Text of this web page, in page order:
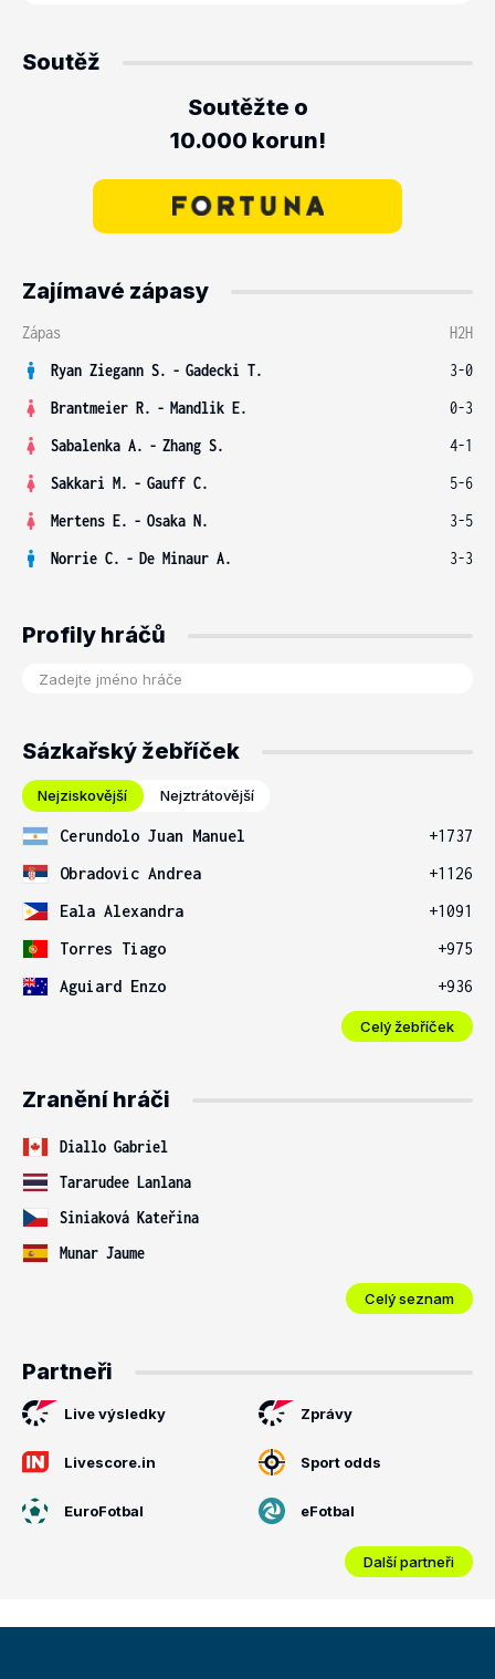
Soutěž
Soutěžte o
10.000 korun!
Zajímavé zápasy
Zápas
H2H
Ryan Ziegann S. - Gadecki T.
3-0
Brantmeier R. - Mandlik E.
0-3
Sabalenka A. - Zhang S.
4-1
Sakkari M. - Gauff C.
5-6
Mertens E. - Osaka N.
3-5
Norrie C. - De Minaur A. 3-3
Profily hráčů
Sázkařský žebříček
Nejziskovější Nejztrátovější
Cerundolo Juan Manuel
+1737
Obradovic Andrea
+1126
Eala Alexandra
+1091
Torres Tiago
+975
Aguiard Enzo
+936
Celý žebříček
Zranění hráči
Diallo Gabriel
Tararudee Lanlana
Siniaková Kateřina
Munar Jaume
Celý seznam
Partneři
Live výsledky Zprávy
Livescore.in Sport odds
EuroFotbal eFotbal
Další partneři